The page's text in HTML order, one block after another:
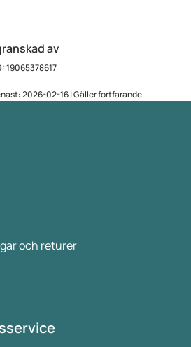
av
19065378617
2026-02-16 | Gäller fortfarande
och returer